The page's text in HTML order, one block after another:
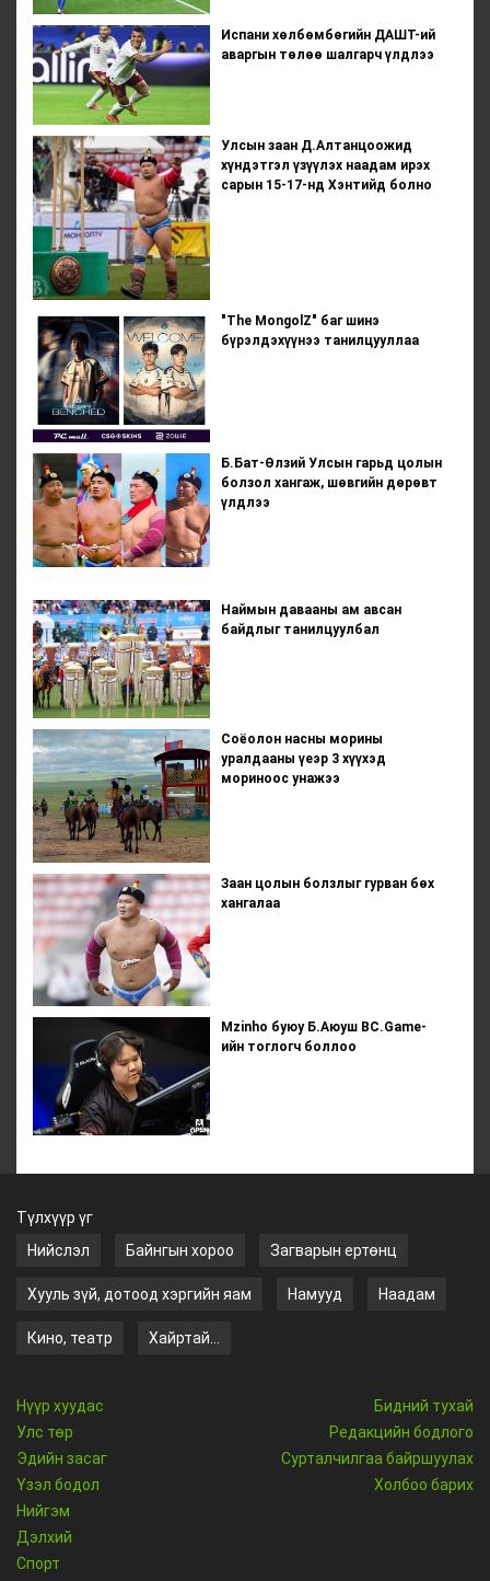
Испани хөлбөмбөгийн ДАШТ-ий
аваргын төлөө шалгарч үлдлээ
Улсын заан Д.Алтанцоожид
хүндэтгэл үзүүлэх наадам ирэх
сарын 15-17-нд Хэнтийд болно
"The MongolZ" баг шинэ
бүрэлдэхүүнээ танилцууллаа
Б.Бат-Өлзий Улсын гарьд цолын
болзол хангаж, шөвгийн дөрөвт
үлдлээ
Наймын давааны ам авсан
байдлыг танилцуулбал
Соёолон насны морины
уралдааны үеэр 3 хүүхэд
мориноос унажээ
Заан цолын болзлыг гурван бөх
хангалаа
Mzinho буюу Б.Аюуш BC.Game-
ийн тоглогч боллоо
Түлхүүр үг
Нийслэл
Байнгын хороо Загварын ертөнц
Хууль зүй, дотоод хэргийн яам Намууд Наадам
Кино, театр Хайртай...
Нүүр хуудас
Улс төр
Эдийн засаг
Үзэл бодол
Нийгэм
Дэлхий
Спорт
Бидний тухай
Редакцийн бодлого
Сурталчилгаа байршуулах
Холбоо барих